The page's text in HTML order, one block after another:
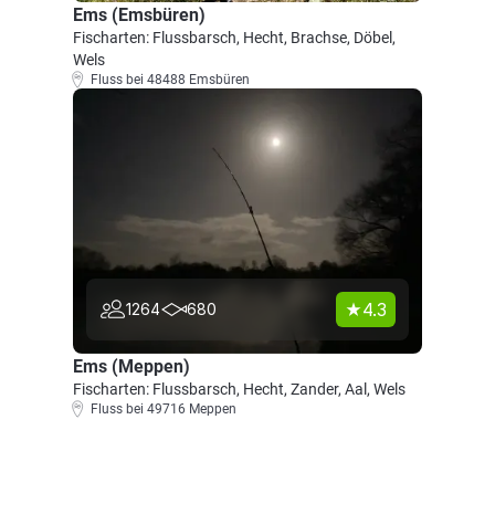
Ems (Emsbüren)
Fischarten: Flussbarsch, Hecht, Brachse, Döbel,
Wels
Fluss bei 48488 Emsbüren
1264 680 4.3
Ems (Meppen)
Fischarten: Flussbarsch, Hecht, Zander, Aal, Wels
Fluss bei 49716 Meppen